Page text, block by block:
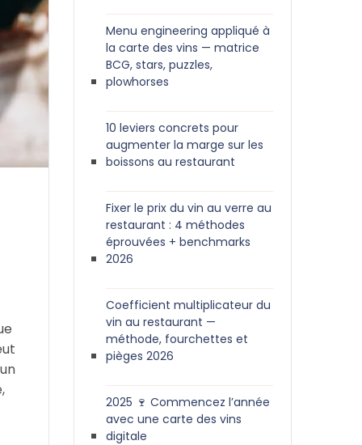
Menu engineering appliqué à
la carte des vins — matrice
BCG, stars, puzzles,
plowhorses
10 leviers concrets pour
augmenter la marge sur les
boissons au restaurant
Fixer le prix du vin au verre au
restaurant : 4 méthodes
éprouvées + benchmarks
2026
Coefficient multiplicateur du
vin au restaurant —
méthode, fourchettes et
pièges 2026
2025 🍷 Commencez l’année
avec une carte des vins
digitale